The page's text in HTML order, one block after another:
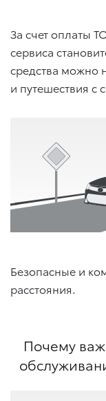
За счет оплаты
сервиса
средства можно
и путешествия с
Безопасные и
расстояния.
Почему